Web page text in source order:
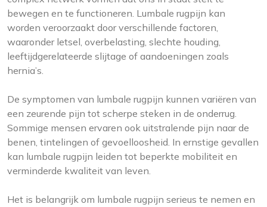
bewegen en te functioneren. Lumbale rugpijn kan
worden veroorzaakt door verschillende factoren,
waaronder letsel, overbelasting, slechte houding,
leeftijdgerelateerde slijtage of aandoeningen zoals
hernia’s.
De symptomen van lumbale rugpijn kunnen variëren van
een zeurende pijn tot scherpe steken in de onderrug.
Sommige mensen ervaren ook uitstralende pijn naar de
benen, tintelingen of gevoelloosheid. In ernstige gevallen
kan lumbale rugpijn leiden tot beperkte mobiliteit en
verminderde kwaliteit van leven.
Het is belangrijk om lumbale rugpijn serieus te nemen en